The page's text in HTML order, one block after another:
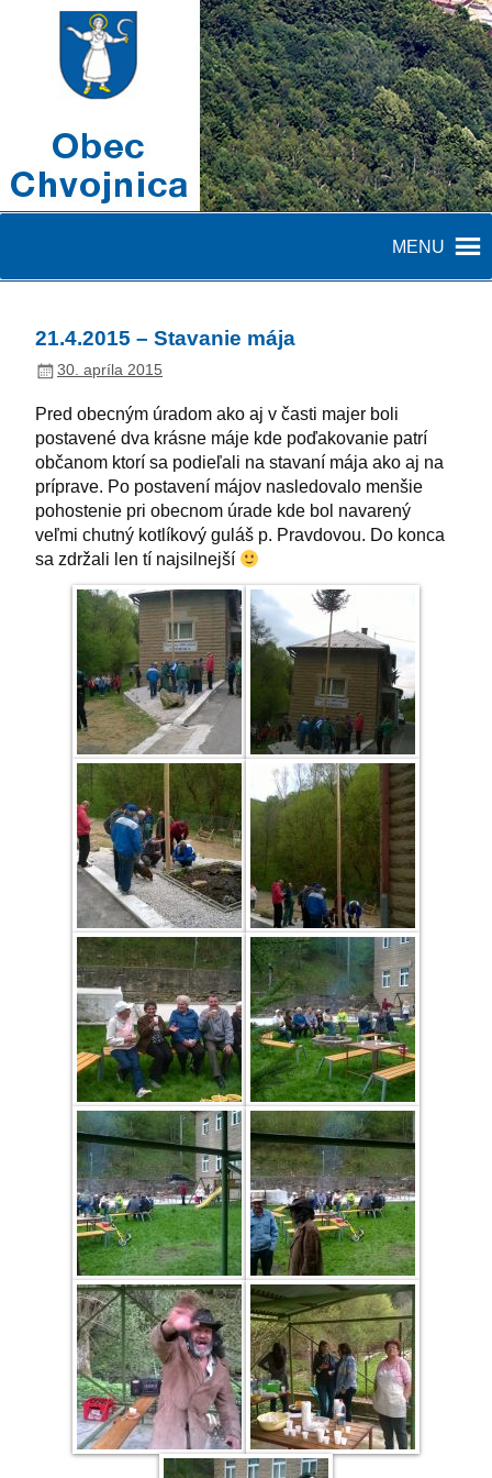
MENU
21.4.2015 – Stavanie mája
30. apríla 2015
Pred obecným úradom ako aj v časti majer boli
postavené dva krásne máje kde poďakovanie patrí
občanom ktorí sa podieľali na stavaní mája ako aj na
príprave. Po postavení májov nasledovalo menšie
pohostenie pri obecnom úrade kde bol navarený
veľmi chutný kotlíkový guláš p. Pravdovou. Do konca
sa zdržali len tí najsilnejší